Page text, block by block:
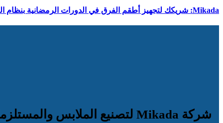
Mikada: شريكك لتجهيز أطقم الفرق في الدورات الرمضانية بنظام الجملة
شركة Mikada لتصنيع الملابس والمستلزمات الرياضية